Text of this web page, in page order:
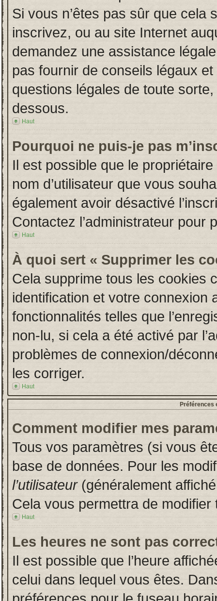
Si vous n’êtes pas sûr que cela
inscrivez, ou au site Internet
demandez une assistance
pas fournir de conseils légaux
questions légales de toute
dessous.
Haut
Pourquoi ne puis-je pas
Il est possible que le
nom d’utilisateur que vous
également avoir désactivé
Contactez l’administrateur pour
Haut
À quoi sert « Supprimer les
Cela supprime tous les cookies
identification et votre connexion
fonctionnalités telles que
non-lu, si cela a été activé par
problèmes de connexion/
les corriger.
Haut
Préférences
Comment modifier mes
Tous vos paramètres (si vous
base de données. Pour les
l’utilisateur(généralement
Cela vous permettra de
Haut
Les heures ne sont pas
Il est possible que l’heure
celui dans lequel vous êtes.